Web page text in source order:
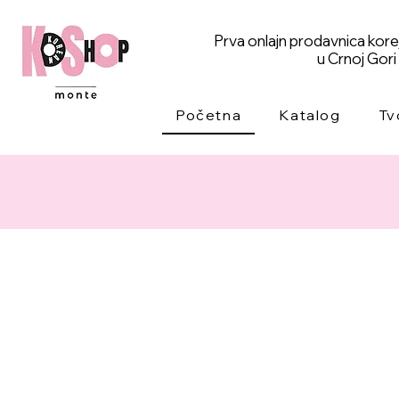
Prva onlajn prodavnica
u Crnoj Gori
Početna Katalog